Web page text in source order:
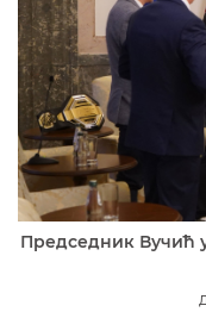
Председник Вучић